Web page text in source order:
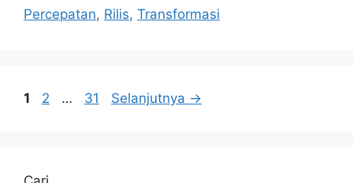
Percepatan, Rilis, Transformasi
Halaman
1 Halaman
2 … Halaman
31 Selanjutnya →